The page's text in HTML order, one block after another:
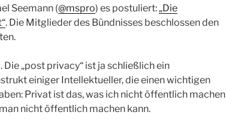
Seemann (@mspro) es postuliert: „Die
. Die Mitglieder des Bündnisses beschlossen den
Die „post privacy“ ist ja schließlich ein
einiger Intellektueller, die einen wichtigen
Privat ist das, was ich nicht öffentlich machen
nicht öffentlich machen kann.